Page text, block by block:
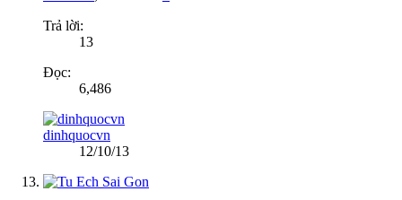
Trả lời:
13
Đọc:
6,486
dinhquocvn
12/10/13